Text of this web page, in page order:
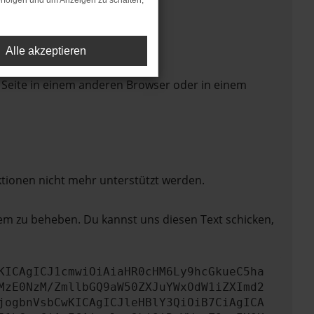
in einem anderen Browser oder in einem
nicht mehr unterstützt werden.
zu beheben. Du kannst uns diesen Text schicken,
ZmllbGQ9aW50ZXJuYWxOdW1iZXImd2
Alle akzeptieren